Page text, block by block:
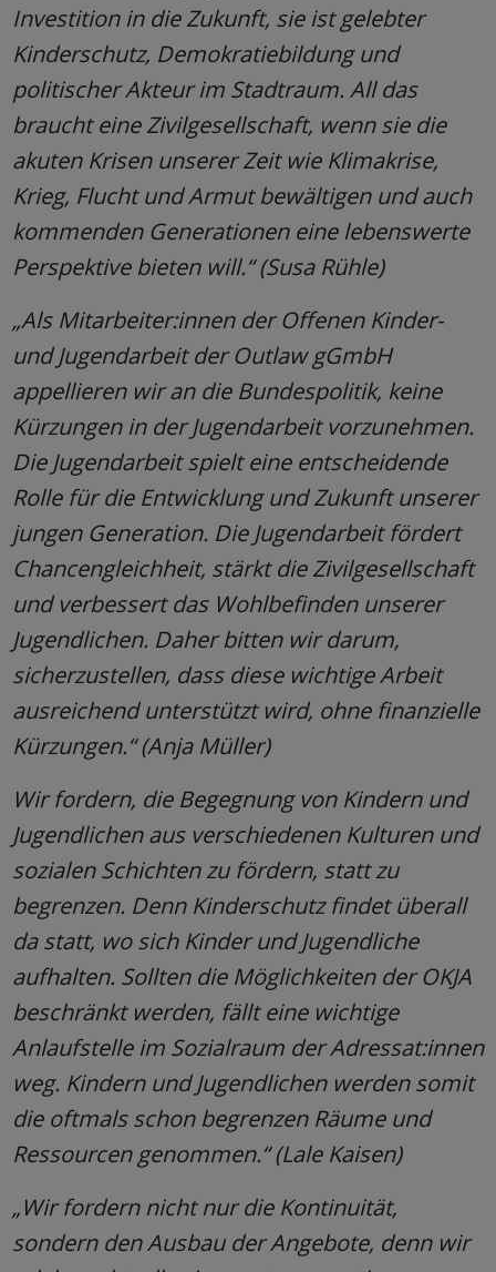
Investition in die Zukunft, sie ist gelebter
Kinderschutz, Demokratiebildung und
politischer Akteur im Stadtraum. All das
braucht eine Zivilgesellschaft, wenn sie die
akuten Krisen unserer Zeit wie Klimakrise,
Krieg, Flucht und Armut bewältigen und auch
kommenden Generationen eine lebenswerte
Perspektive bieten will.“ (Susa Rühle)
„Als Mitarbeiter:innen der Offenen Kinder-
und Jugendarbeit der Outlaw gGmbH
appellieren wir an die Bundespolitik, keine
Kürzungen in der Jugendarbeit vorzunehmen.
Die Jugendarbeit spielt eine entscheidende
Rolle für die Entwicklung und Zukunft unserer
jungen Generation. Die Jugendarbeit fördert
Chancengleichheit, stärkt die Zivilgesellschaft
und verbessert das Wohlbefinden unserer
Jugendlichen. Daher bitten wir darum,
sicherzustellen, dass diese wichtige Arbeit
ausreichend unterstützt wird, ohne finanzielle
Kürzungen.“ (Anja Müller)
Wir fordern, die Begegnung von Kindern und
Jugendlichen aus verschiedenen Kulturen und
sozialen Schichten zu fördern, statt zu
begrenzen. Denn Kinderschutz findet überall
da statt, wo sich Kinder und Jugendliche
aufhalten. Sollten die Möglichkeiten der OKJA
beschränkt werden, fällt eine wichtige
Anlaufstelle im Sozialraum der Adressat:innen
weg. Kindern und Jugendlichen werden somit
die oftmals schon begrenzen Räume und
Ressourcen genommen.“ (Lale Kaisen)
„Wir fordern nicht nur die Kontinuität,
sondern den Ausbau der Angebote, denn wir